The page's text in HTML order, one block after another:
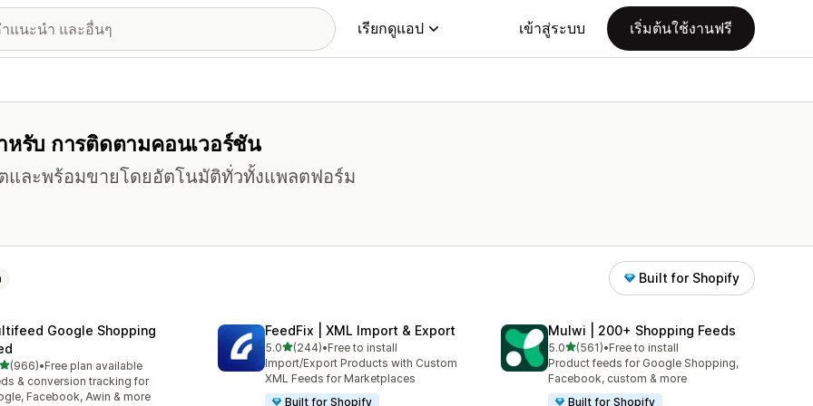
เรียกดูแอป เข้าสู่ระบบ เริ่มต้นใช้งานฟรี
รับ การติดตามคอนเวอร์ชัน
และพร้อมขายโดยอัตโนมัติทั่วทั้งแพลตฟอร์ม
Built for Shopify
Google Shopping
ต็ม 5 ดาว
(966)
ด 966 รีวิว
•Free plan available
& conversion tracking for
Facebook, Awin & more
FeedFix | XML Import & Export
5.0เต็ม 5 ดาว
(244)
ทั้งหมด 244 รีวิว
•Free to install
Import/Export Products with Custom
XML Feeds for Marketplaces
Built for Shopify
Mulwi | 200+ Shopping Feeds
5.0เต็ม 5 ดาว
(561)
ทั้งหมด 561 รีวิว
•Free to install
Product feeds for Google Shopping,
Facebook, custom & more
Built for Shopify